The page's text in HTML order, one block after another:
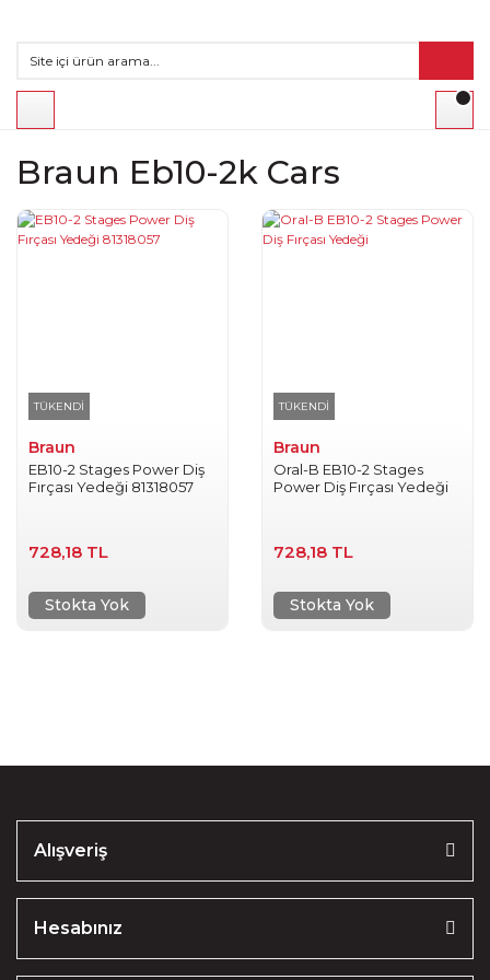
Braun Eb10-2k Cars
TÜKENDİ
Braun
EB10-2 Stages Power Diş
Fırçası Yedeği 81318057
728,18 TL
Stokta Yok
TÜKENDİ
Braun
Oral-B EB10-2 Stages
Power Diş Fırçası Yedeği
728,18 TL
Stokta Yok
Alışveriş
Hesabınız